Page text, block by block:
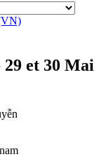
et 30 Mai